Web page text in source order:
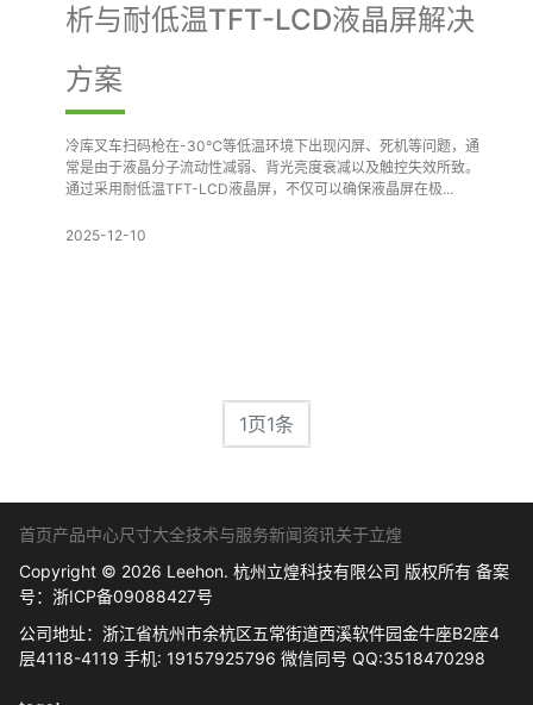
析与耐低温TFT-LCD液晶屏解决
方案
冷库叉车扫码枪在-30℃等低温环境下出现闪屏、死机等问题，通
常是由于液晶分子流动性减弱、背光亮度衰减以及触控失效所致。
通过采用耐低温TFT-LCD液晶屏，不仅可以确保液晶屏在极...
2025-12-10
1页1条
首页产品中心尺寸大全技术与服务新闻资讯关于立煌
Copyright © 2026 Leehon. 杭州立煌科技有限公司 版权所有 备案
号： 浙ICP备09088427号
公司地址：浙江省杭州市余杭区五常街道西溪软件园金牛座B2座4
层4118-4119 手机: 19157925796 微信同号 QQ:3518470298